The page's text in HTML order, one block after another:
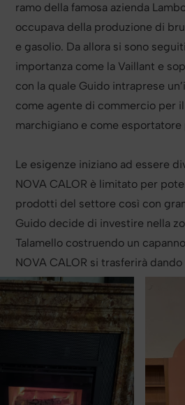
ramo della famosa azienda
occupava della produzione di
e gasolio. Da allora si sono
importanza come la Vaillant e
con la quale Guido intraprese
come agente di commercio per
marchigiano e come esportatore
Le esigenze iniziano ad essere
NOVA CALOR è limitato per
prodotti del settore così con
Guido decide di investire nella
Talamello costruendo un
NOVA CALOR si trasferirà dando
PROJECTS.